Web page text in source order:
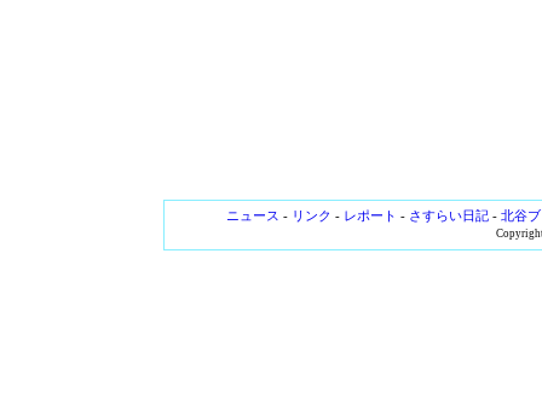
ニュース - リンク - レポート - さすらい日記- 北谷